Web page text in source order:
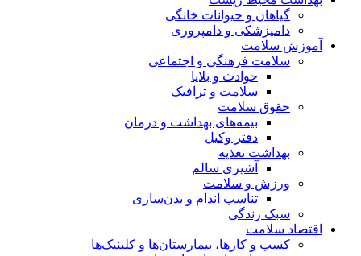
گیاهان و حیوانات خانگی
دامپزشکی و دامپروری
آموزش سلامت
سلامت فرهنگی و اجتماعی
حوادث و بلایا
سلامت و ترافیک
حقوق سلامت
بیمه‌های بهداشت و درمان
دفتر وکیل
بهداشت تغذیه
آشپزی سالم
ورزش و سلامت
تناسب اندام و بدن‌سازی
سبک زندگی
اقتصاد سلامت
کسب و کارها، بیمارستان‌ها و کلینیک‌ها